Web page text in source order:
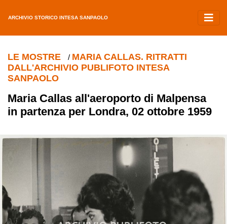
ARCHIVIO STORICO INTESA SANPAOLO
LE MOSTRE / MARIA CALLAS. RITRATTI
DALL'ARCHIVIO PUBLIFOTO INTESA
SANPAOLO
Maria Callas all'aeroporto di Malpensa
in partenza per Londra, 02 ottobre 1959